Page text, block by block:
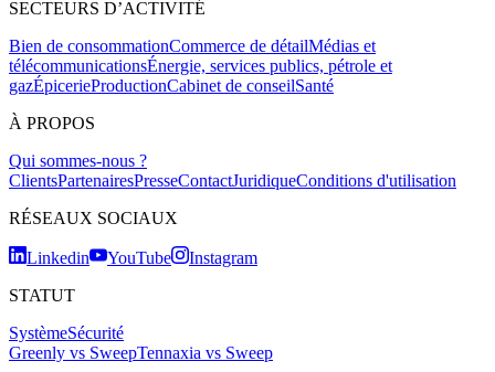
SECTEURS D’ACTIVITÉ
Bien de consommationCommerce de détailMédias et
télécommunicationsÉnergie, services publics, pétrole et
gazÉpicerieProductionCabinet de conseilSanté
À PROPOS
Qui sommes-nous ?
ClientsPartenairesPresseContactJuridiqueConditions d'utilisation
RÉSEAUX SOCIAUX
Linkedin YouTube
Instagram
STATUT
SystèmeSécurité
Greenly vs SweepTennaxia vs Sweep